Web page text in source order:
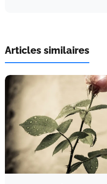
Articles similaires